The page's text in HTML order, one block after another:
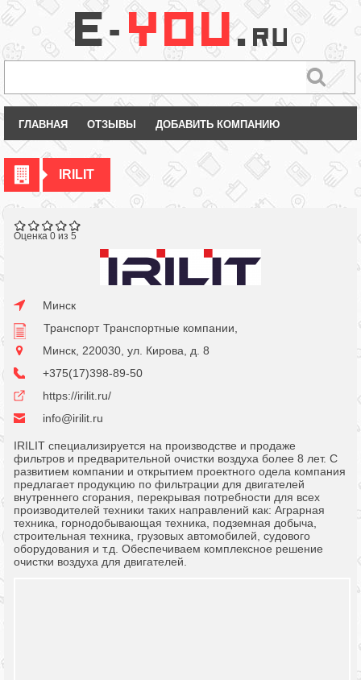
ГЛАВНАЯ ОТЗЫВЫ ДОБАВИТЬ КОМПАНИЮ
IRILIT
Оценка 0 из 5
Минск
Транспорт Транспортные компании,
Минск, 220030, ул. Кирова, д. 8
+375(17)398-89-50
https://irilit.ru/
info@irilit.ru
IRILIT специализируется на производстве и продаже
фильтров и предварительной очистки воздуха более 8 лет. С
развитием компании и открытием проектного одела компания
предлагает продукцию по фильтрации для двигателей
внутреннего сгорания, перекрывая потребности для всех
производителей техники таких направлений как: Аграрная
техника, горнодобывающая техника, подземная добыча,
строительная техника, грузовых автомобилей, судового
оборудования и т.д. Обеспечиваем комплексное решение
очистки воздуха для двигателей.